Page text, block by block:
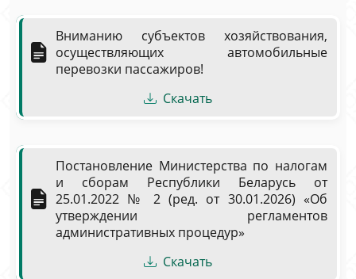
Вниманию субъектов хозяйствования,
осуществляющих автомобильные
перевозки пассажиров!
Скачать
Постановление Министерства по налогам
и сборам Республики Беларусь от
25.01.2022 № 2 (ред. от 30.01.2026) «Об
утверждении регламентов
административных процедур»
Скачать